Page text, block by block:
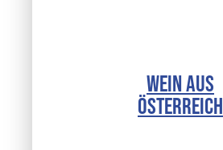
WEIN AUS
ÖSTERREICH